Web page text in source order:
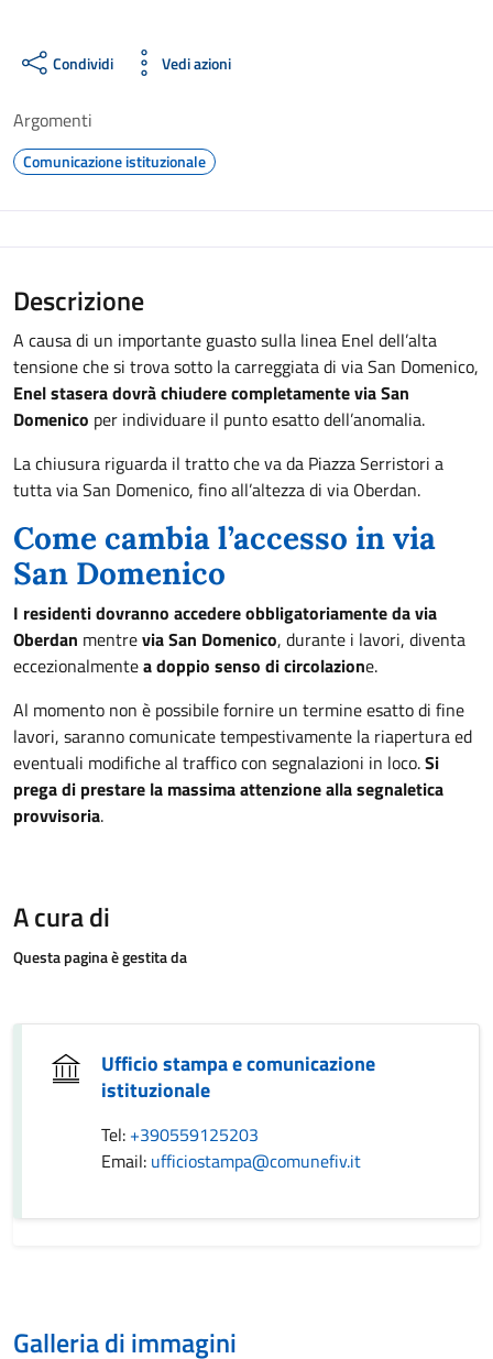
Condividi Vedi azioni
Argomenti
Comunicazione istituzionale
Descrizione
A causa di un importante guasto sulla linea Enel dell’alta
tensione che si trova sotto la carreggiata di via San Domenico,
Enel stasera dovrà chiudere completamente via San
Domenico per individuare il punto esatto dell’anomalia.
La chiusura riguarda il tratto che va da Piazza Serristori a
tutta via San Domenico, fino all’altezza di via Oberdan.
Come cambia l’accesso in via
San Domenico
I residenti dovranno accedere obbligatoriamente da via
Oberdan mentrevia San Domenico, durante i lavori, diventa
eccezionalmentea doppio senso di circolazione.
Al momento non è possibile fornire un termine esatto di fine
lavori, saranno comunicate tempestivamente la riapertura ed
eventuali modifiche al traffico con segnalazioni in loco.Si
prega di prestare la massima attenzione alla segnaletica
provvisoria.
A cura di
Questa pagina è gestita da
Ufficio stampa e comunicazione
istituzionale
Tel: +390559125203
Email: ufficiostampa@comunefiv.it
Galleria di immagini